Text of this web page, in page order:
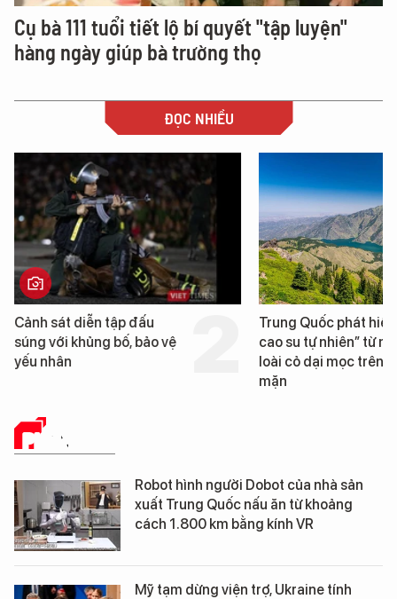
Cụ bà 111 tuổi tiết lộ bí quyết "tập luyện"
hàng ngày giúp bà trường thọ
ĐỌC NHIỀU
diễn tập đấu
khủng bố, bảo vệ
Trung Quốc phát hiện “mỏ
cao su tự nhiên” từ một
loài cỏ dại mọc trên đất
PHÂN TÍCH
Robot hình người Dobot của nhà sản
xuất Trung Quốc nấu ăn từ khoảng
cách 1.800 km bằng kính VR
Mỹ tạm dừng viện trợ, Ukraine tính